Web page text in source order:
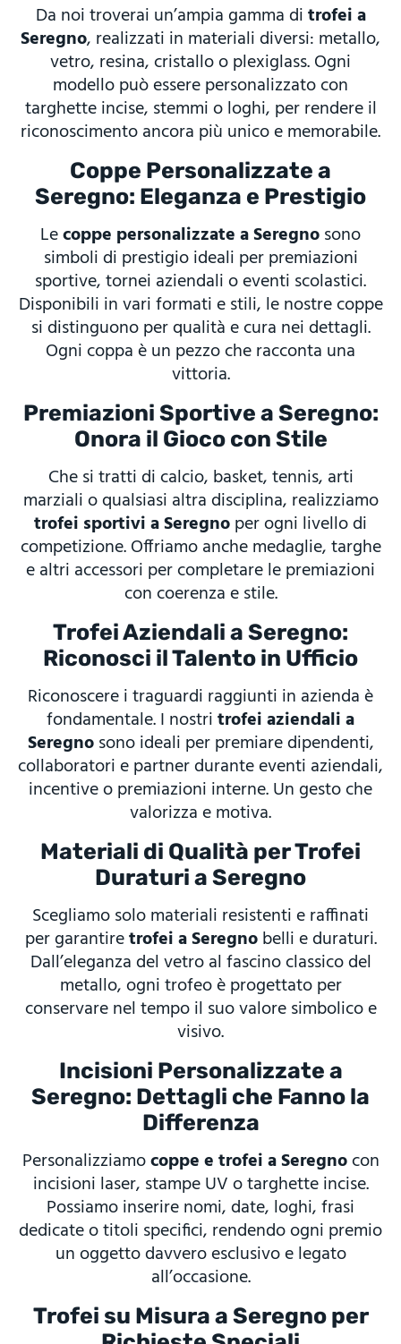
Da noi troverai un’ampia gamma ditrofei a
Seregno, realizzati in materiali diversi: metallo,
vetro, resina, cristallo o plexiglass. Ogni
modello può essere personalizzato con
targhette incise, stemmi o loghi, per rendere il
riconoscimento ancora più unico e memorabile.
Coppe Personalizzate a
Seregno: Eleganza e Prestigio
Lecoppe personalizzate a Seregnosono
simboli di prestigio ideali per premiazioni
sportive, tornei aziendali o eventi scolastici.
Disponibili in vari formati e stili, le nostre coppe
si distinguono per qualità e cura nei dettagli.
Ogni coppa è un pezzo che racconta una
vittoria.
Premiazioni Sportive a Seregno:
Onora il Gioco con Stile
Che si tratti di calcio, basket, tennis, arti
marziali o qualsiasi altra disciplina, realizziamo
trofei sportivi a Seregnoper ogni livello di
competizione. Offriamo anche medaglie, targhe
e altri accessori per completare le premiazioni
con coerenza e stile.
Trofei Aziendali a Seregno:
Riconosci il Talento in Ufficio
Riconoscere i traguardi raggiunti in azienda è
fondamentale. I nostritrofei aziendali a
Seregnosono ideali per premiare dipendenti,
collaboratori e partner durante eventi aziendali,
incentive o premiazioni interne. Un gesto che
valorizza e motiva.
Materiali di Qualità per Trofei
Duraturi a Seregno
Scegliamo solo materiali resistenti e raffinati
per garantiretrofei a Seregnobelli e duraturi.
Dall’eleganza del vetro al fascino classico del
metallo, ogni trofeo è progettato per
conservare nel tempo il suo valore simbolico e
visivo.
Incisioni Personalizzate a
Seregno: Dettagli che Fanno la
Differenza
Personalizziamocoppe e trofei a Seregnocon
incisioni laser, stampe UV o targhette incise.
Possiamo inserire nomi, date, loghi, frasi
dedicate o titoli specifici, rendendo ogni premio
un oggetto davvero esclusivo e legato
all’occasione.
Trofei su Misura a Seregno per